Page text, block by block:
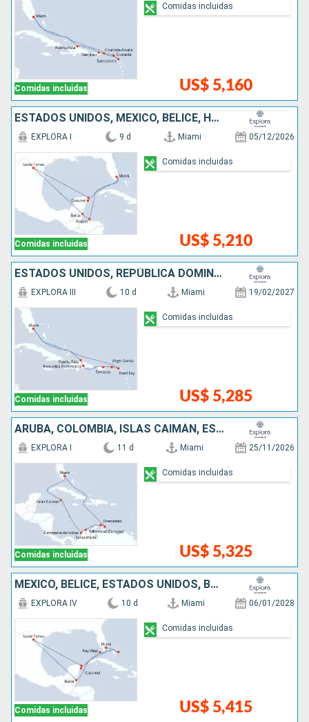
Comidas incluidas US$ 5,160
Comidas incluidas
ESTADOS UNIDOS, MÉXICO, BELICE, HONDURAS
Comidas incluidas
EXPLORA I 9 d Miami 05/12/2026
US$ 5,210
Comidas incluidas
ESTADOS UNIDOS, REPÚBLICA DOMINICANA, PUERTO RICO,
Comidas incluidas
EXPLORA III 10 d Miami 19/02/2027
US$ 5,285
Comidas incluidas
ARUBA, COLOMBIA, ISLAS CAIMÁN, ESTADOS UNIDOS
Comidas incluidas
EXPLORA I 11 d Miami 25/11/2026
US$ 5,325
Comidas incluidas
MÉXICO, BELICE, ESTADOS UNIDOS, BAHAMAS
Comidas incluidas
EXPLORA IV 10 d Miami 06/01/2028
US$ 5,415
Comidas incluidas